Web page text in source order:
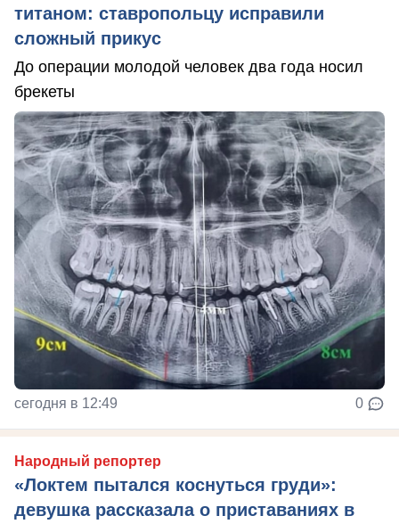
титаном: ставропольцу исправили
сложный прикус
До операции молодой человек два года носил
брекеты
сегодня в 12:49 0
Народный репортер
«Локтем пытался коснуться груди»:
девушка рассказала о приставаниях в